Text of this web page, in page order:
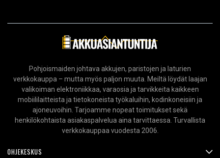
Pohjoismaiden johtava akkujen, paristojen ja laturien
verkkokauppa – mutta myös paljon muuta. Meiltä löydät laajan
valikoiman elektroniikkaa, varaosia ja tarvikkeita kaikkeen
mobiililaitteista ja tietokoneista työkaluihin, kodinkoneisiin ja
ajoneuvoihin. Tarjoamme nopeat toimitukset sekä
henkilökohtaista asiakaspalvelua aina tarvittaessa. Turvallista
verkkokauppaa vuodesta 2006.
OHJEKESKUS